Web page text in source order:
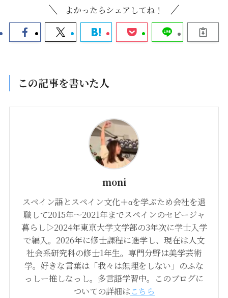
よかったらシェアしてね！
この記事を書いた人
moni
スペイン語とスペイン文化＋αを学ぶため会社を退
職して2015年〜2021年までスペインのセビージャ
暮らし▷2024年東京大学文学部の3年次に学士入学
で編入。2026年に修士課程に進学し、現在は人文
社会系研究科の修士1年生。専門分野は美学芸術
学。好きな言葉は「我々は無理をしない」のふな
っしー推しなっし。多言語学習中。このブログに
ついての詳細はこちら